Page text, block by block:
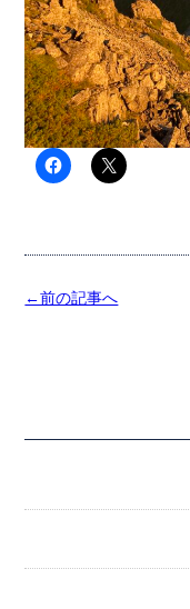
←前の記事へ